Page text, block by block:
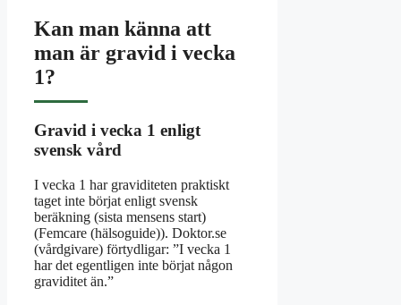
Kan man känna att
man är gravid i vecka
1?
Gravid i vecka 1 enligt
svensk vård
I vecka 1 har graviditeten praktiskt
taget inte börjat enligt svensk
beräkning (sista mensens start)
(Femcare (hälsoguide)). Doktor.se
(vårdgivare) förtydligar: ”I vecka 1
har det egentligen inte börjat någon
graviditet än.”